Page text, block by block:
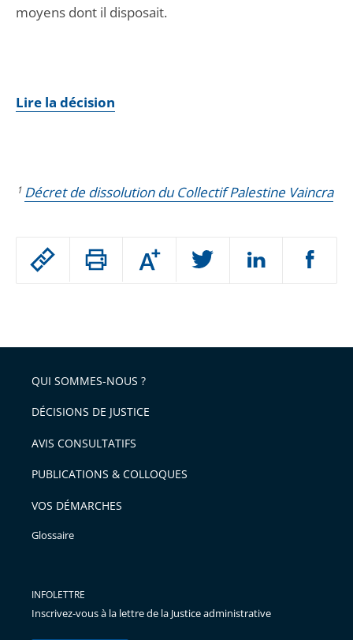
Passer
arriver
après
Augmenter
ou
l'article
pour
avant
moyens dont il disposait.
Lire la décision
1 Décret de dissolution du Collectif Palestine Vaincra
QUI SOMMES-NOUS ?
DÉCISIONS DE JUSTICE
AVIS CONSULTATIFS
PUBLICATIONS & COLLOQUES
VOS DÉMARCHES
Glossaire
INFOLETTRE
Inscrivez-vous à la lettre de la Justice administrative